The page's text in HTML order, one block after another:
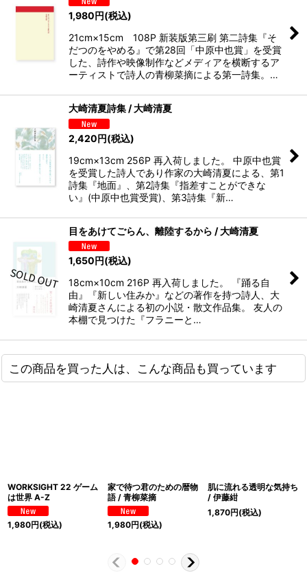
1,980円(税込)
21cm×15cm 108P 新装版第三刷 第二詩集『そ
だつのをやめる』で第28回「中原中也賞」を受賞
した、詩作や映像制作などメディアを横断するア
ーティストで詩人の青柳菜摘による第一詩集。…
大崎清夏詩集 / 大崎清夏
2,420円(税込)
19cm×13cm 256P 再入荷しました。 中原中也賞
を受賞した詩人であり作家の大崎清夏による、第1
詩集『地面』、第2詩集『指差すことができな
い』(中原中也賞受賞)、第3詩集『新…
目をあけてごらん、離陸するから / 大崎清夏
1,650円(税込)
18cm×10cm 216P 再入荷しました。 『踊る自
由』『新しい住みか』などの著作を持つ詩人、大
崎清夏さんによる初の小説・散文作品集。 友人の
本棚で見つけた『フラニーと…
この商品を買った人は、こんな商品も買っています
WORKSIGHT 22 ゲーム
は世界 A-Z
1,980円(税込)
家で待つ君のための暦物
語 / 青柳菜摘
1,980円(税込)
肌に流れる透明な気持ち
/ 伊藤紺
1,870円(税込)